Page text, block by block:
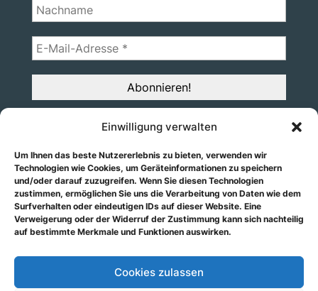
Einwilligung verwalten
Um Ihnen das beste Nutzererlebnis zu bieten, verwenden wir
Technologien wie Cookies, um Geräteinformationen zu speichern
und/oder darauf zuzugreifen. Wenn Sie diesen Technologien
zustimmen, ermöglichen Sie uns die Verarbeitung von Daten wie dem
Surfverhalten oder eindeutigen IDs auf dieser Website. Eine
Verweigerung oder der Widerruf der Zustimmung kann sich nachteilig
auf bestimmte Merkmale und Funktionen auswirken.
Cookies zulassen
Über uns
Termine